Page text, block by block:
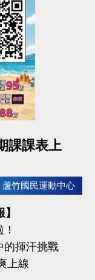
八成
費&使用次數
限
課課表上
蘆竹國民運動中心
的揮汗挑戰
上線